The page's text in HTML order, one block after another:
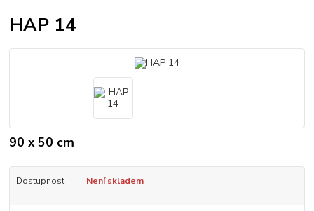
HAP 14
90 x 50 cm
Dostupnost Není skladem